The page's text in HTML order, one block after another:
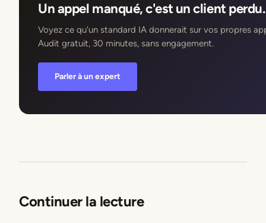
Un appel manqué, c'est un client perdu.
Voyez ce qu'un standard IA donnerait sur vos propres
Audit gratuit, 30 minutes, sans engagement.
Parler à un expert
Continuer la lecture